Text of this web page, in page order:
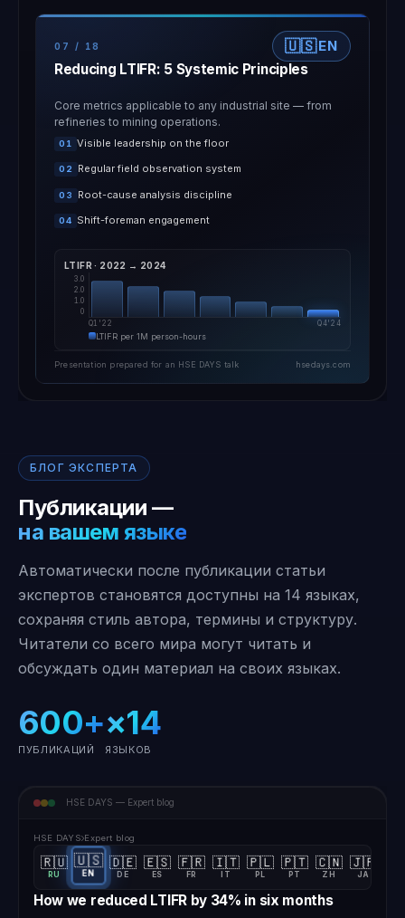
07 / 18 🇺🇸EN
Reducing LTIFR: 5 Systemic Principles
Core metrics applicable to any industrial site — from
refineries to mining operations.
01 Visible leadership on the floor
02 Regular field observation system
03 Root-cause analysis discipline
04 Shift-foreman engagement
LTIFR · 2022 → 2024
3.0
2.0
1.0
0
Q1'22
Q4'24
LTIFR per 1M person-hours
Presentation prepared for an HSE DAYS talk hsedays.com
БЛОГ ЭКСПЕРТА
Публикации —
на вашем языке
Автоматически после публикации статьи
экспертов становятся доступны на 14 языках,
сохраняя стиль автора, термины и структуру.
Читатели со всего мира могут читать и
обсуждать один материал на своих языках.
600+
ПУБЛИКАЦИЙ
×14
ЯЗЫКОВ
HSE DAYS — Expert blog
HSE DAYS Expert blog
🇷🇺
RU
🇺🇸
EN
🇩🇪
DE
🇪🇸
ES
🇫🇷
FR
🇮🇹
IT
🇵🇱
PL
🇵🇹
PT
🇨🇳
ZH
🇯🇵
JA
How we reduced LTIFR by 34% in six months